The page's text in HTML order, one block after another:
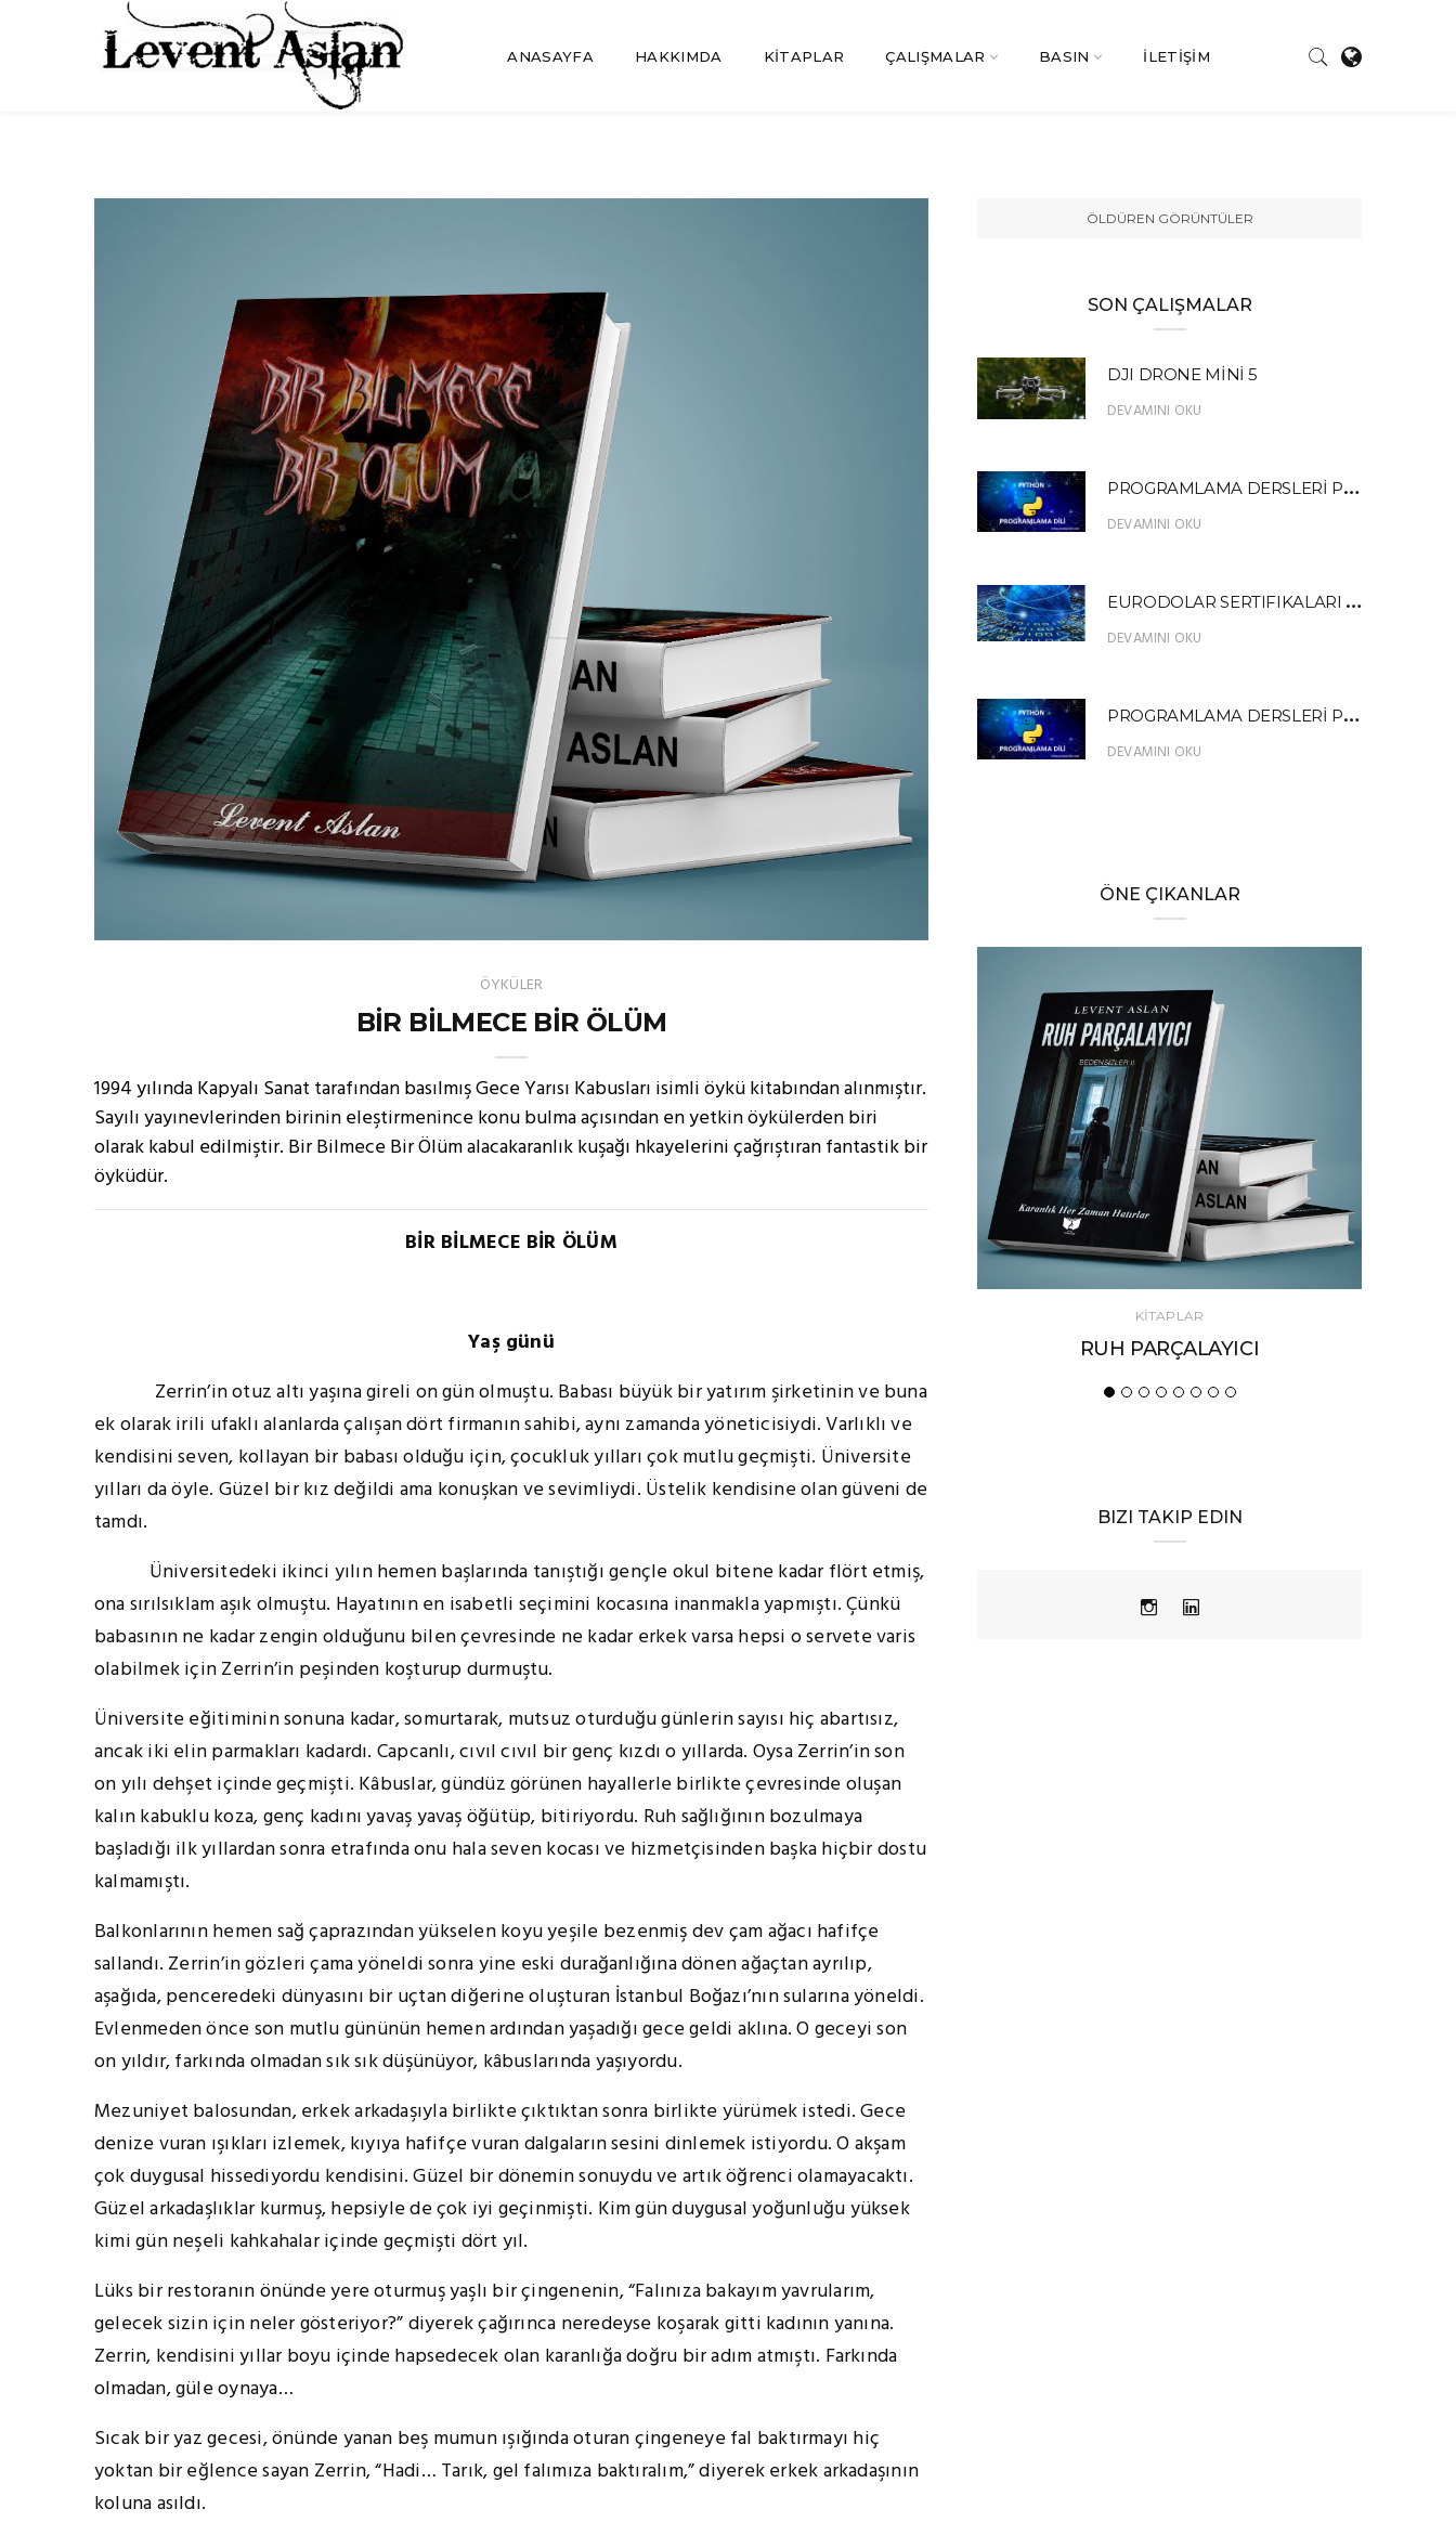
ANASAYFA HAKKIMDA KİTAPLAR ÇALIŞMALAR BASIN İLETİŞİM
ÖYKÜLER
BİR BİLMECE BİR ÖLÜM
1994 yılında Kapyalı Sanat tarafından basılmış Gece Yarısı Kabusları isimli öykü kitabından alınmıştır.
Sayılı yayınevlerinden birinin eleştirmenince konu bulma açısından en yetkin öykülerden biri
olarak kabul edilmiştir. Bir Bilmece Bir Ölüm alacakaranlık kuşağı hkayelerini çağrıştıran fantastik bir
öyküdür.
BİR BİLMECE BİR ÖLÜM
Yaş günü
Zerrin’in otuz altı yaşına gireli on gün olmuştu. Babası büyük bir yatırım şirketinin ve buna
ek olarak irili ufaklı alanlarda çalışan dört firmanın sahibi, aynı zamanda yöneticisiydi. Varlıklı ve
kendisini seven, kollayan bir babası olduğu için, çocukluk yılları çok mutlu geçmişti. Üniversite
yılları da öyle. Güzel bir kız değildi ama konuşkan ve sevimliydi. Üstelik kendisine olan güveni de
tamdı.
Üniversitedeki ikinci yılın hemen başlarında tanıştığı gençle okul bitene kadar flört etmiş,
ona sırılsıklam aşık olmuştu. Hayatının en isabetli seçimini kocasına inanmakla yapmıştı. Çünkü
babasının ne kadar zengin olduğunu bilen çevresinde ne kadar erkek varsa hepsi o servete varis
olabilmek için Zerrin’in peşinden koşturup durmuştu.
Üniversite eğitiminin sonuna kadar, somurtarak, mutsuz oturduğu günlerin sayısı hiç abartısız,
ancak iki elin parmakları kadardı. Capcanlı, cıvıl cıvıl bir genç kızdı o yıllarda. Oysa Zerrin’in son
on yılı dehşet içinde geçmişti. Kâbuslar, gündüz görünen hayallerle birlikte çevresinde oluşan
kalın kabuklu koza, genç kadını yavaş yavaş öğütüp, bitiriyordu. Ruh sağlığının bozulmaya
başladığı ilk yıllardan sonra etrafında onu hala seven kocası ve hizmetçisinden başka hiçbir dostu
kalmamıştı.
Balkonlarının hemen sağ çaprazından yükselen koyu yeşile bezenmiş dev çam ağacı hafifçe
sallandı. Zerrin’in gözleri çama yöneldi sonra yine eski durağanlığına dönen ağaçtan ayrılıp,
aşağıda, penceredeki dünyasını bir uçtan diğerine oluşturan İstanbul Boğazı’nın sularına yöneldi.
Evlenmeden önce son mutlu gününün hemen ardından yaşadığı gece geldi aklına. O geceyi son
on yıldır, farkında olmadan sık sık düşünüyor, kâbuslarında yaşıyordu.
Mezuniyet balosundan, erkek arkadaşıyla birlikte çıktıktan sonra birlikte yürümek istedi. Gece
denize vuran ışıkları izlemek, kıyıya hafifçe vuran dalgaların sesini dinlemek istiyordu. O akşam
çok duygusal hissediyordu kendisini. Güzel bir dönemin sonuydu ve artık öğrenci olamayacaktı.
Güzel arkadaşlıklar kurmuş, hepsiyle de çok iyi geçinmişti. Kim gün duygusal yoğunluğu yüksek
kimi gün neşeli kahkahalar içinde geçmişti dört yıl.
Lüks bir restoranın önünde yere oturmuş yaşlı bir çingenenin, “Falınıza bakayım yavrularım,
gelecek sizin için neler gösteriyor?” diyerek çağırınca neredeyse koşarak gitti kadının yanına.
Zerrin, kendisini yıllar boyu içinde hapsedecek olan karanlığa doğru bir adım atmıştı. Farkında
olmadan, güle oynaya…
Sıcak bir yaz gecesi, önünde yanan beş mumun ışığında oturan çingeneye fal baktırmayı hiç
yoktan bir eğlence sayan Zerrin, “Hadi… Tarık, gel falımıza baktıralım,” diyerek erkek arkadaşının
koluna asıldı.
ÖLDÜREN GÖRÜNTÜLER
SON ÇALIŞMALAR
DJI DRONE MİNİ 5
DEVAMINI OKU
P
ROGRAMLAMA DERSLERİ PYTHON 13
DEVAMINI OKU
E
URODOLAR SERTIFIKALARI NEDİR?
DEVAMINI OKU
P
ROGRAMLAMA DERSLERİ PYTHON FIBONACCI SERİSİ ÖRNEK UYGULAMA
DEVAMINI OKU
ÖNE ÇIKANLAR
KİTAPLAR
KASABANIN TANRILARI
BIZI TAKIP EDIN